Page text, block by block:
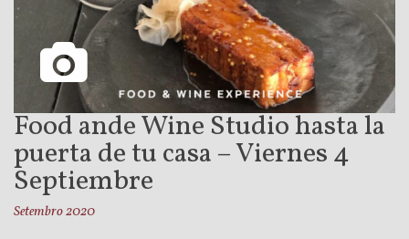
Food ande Wine Studio hasta la
puerta de tu casa – Viernes 4
Septiembre
Setembro 2020